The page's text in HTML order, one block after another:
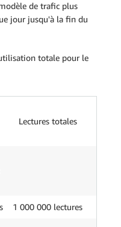
de trafic plus
jour jusqu'à la fin du
totale pour le
Lectures totales
1 000 000 lectures